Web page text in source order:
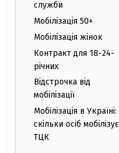
служби
Мобілізація 50+
Мобілізація жінок
Контракт для 18-24-
річних
Відстрочка від
мобілізації
Мобілізація в Україні:
скільки осіб мобілізує
ТЦК